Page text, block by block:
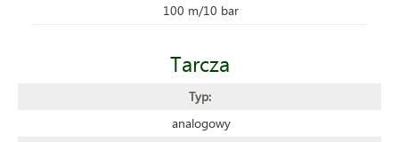
100 m/10 bar
Tarcza
Typ:
analogowy